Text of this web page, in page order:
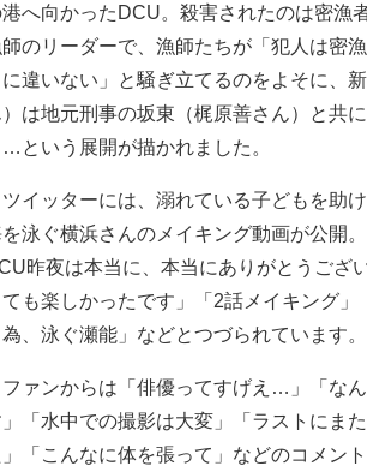
へ向かったDCU。殺害されたのは密漁
のリーダーで、漁師たちが「犯人は密
に違いない」と騒ぎ立てるのをよそに、
）は地元刑事の坂東（梶原善さん）と共
…という展開が描かれました。
イッターには、溺れている子どもを助け
泳ぐ横浜さんのメイキング動画が公開
昨夜は本当に、本当にありがとうござ
ても楽しかったです」「2話メイキング」
為、泳ぐ瀬能」などとつづられています。
ァンからは「俳優ってすげえ…」「な
「水中での撮影は大変」「ラストにま
」「こんなに体を張って」などのコメン